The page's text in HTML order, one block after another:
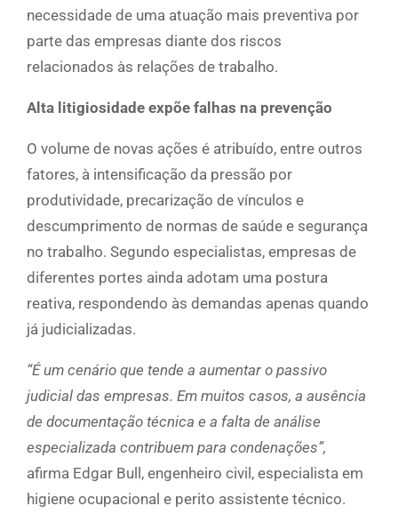
necessidade de uma atuação mais preventiva por
parte das empresas diante dos riscos
relacionados às relações de trabalho.
Alta litigiosidade expõe falhas na prevenção
O volume de novas ações é atribuído, entre outros
fatores, à intensificação da pressão por
produtividade, precarização de vínculos e
descumprimento de normas de saúde e segurança
no trabalho. Segundo especialistas, empresas de
diferentes portes ainda adotam uma postura
reativa, respondendo às demandas apenas quando
já judicializadas.
“É um cenário que tende a aumentar o passivo
judicial das empresas. Em muitos casos, a ausência
de documentação técnica e a falta de análise
especializada contribuem para condenações”,
afirma Edgar Bull, engenheiro civil, especialista em
higiene ocupacional e perito assistente técnico.